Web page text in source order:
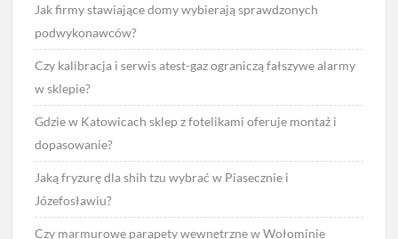
Jak firmy stawiające domy wybierają sprawdzonych
podwykonawców?
Czy kalibracja i serwis atest-gaz ograniczą fałszywe alarmy
w sklepie?
Gdzie w Katowicach sklep z fotelikami oferuje montaż i
dopasowanie?
Jaką fryzurę dla shih tzu wybrać w Piasecznie i
Józefosławiu?
Czy marmurowe parapety wewnętrzne w Wołominie